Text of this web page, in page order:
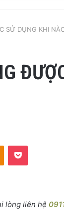
SỬ DỤNG KHI
Odnoklassniki
Pocket
lòng liên hệ